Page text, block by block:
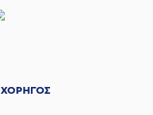
ΧΟΡΗΓΟΣ